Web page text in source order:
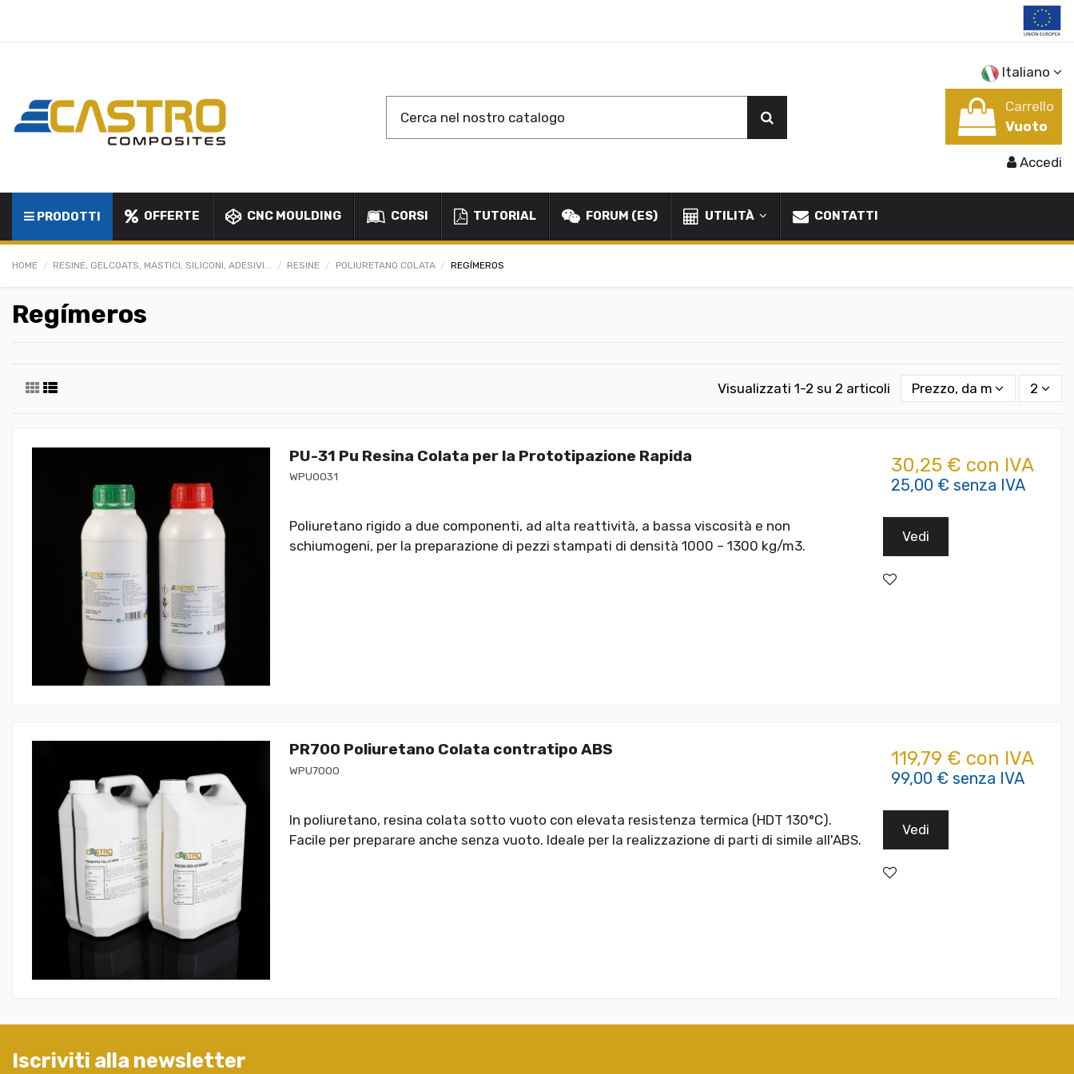
Italiano
Carrello
Vuoto
Accedi
PRODOTTI OFFERTE CNC MOULDING CORSI TUTORIAL FORUM (ES) UTILITÀ CONTATTI
HOME RESINE, GELCOATS, MASTICI, SILICONI, ADESIVI... RESINE POLIURETANO COLATA REGÍMEROS
Regímeros
Visualizzati 1-2 su 2 articoli Prezzo, da meno caro a
2
PU-31 Pu Resina Colata per la Prototipazione Rapida
WPU0031
Poliuretano rigido a due componenti, ad alta reattività, a bassa viscosità e non
schiumogeni, per la preparazione di pezzi stampati di densità 1000 – 1300 kg/m3.
30,25 € con IVA
25,00 € senza IVA
Vedi
PR700 Poliuretano Colata contratipo ABS
WPU7000
In poliuretano, resina colata sotto vuoto con elevata resistenza termica (HDT 130°C).
Facile per preparare anche senza vuoto. Ideale per la realizzazione di parti di simile all'ABS.
119,79 € con IVA
99,00 € senza IVA
Vedi
Iscriviti alla newsletter